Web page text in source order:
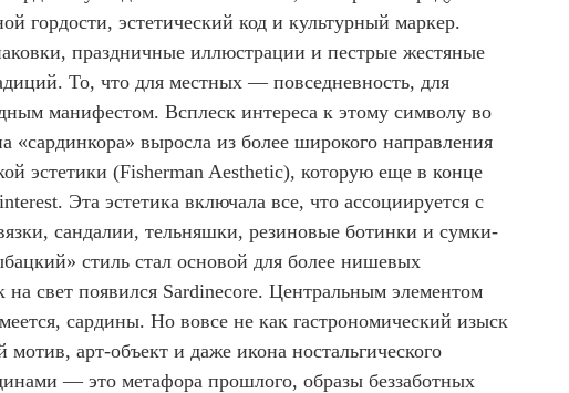
гордости, эстетический код и культурный маркер.
праздничные иллюстрации и пестрые жестяные
То, что для местных — повседневность, для
манифестом. Всплеск интереса к этому символу во
«сардинкора» выросла из более широкого направления
эстетики (Fisherman Aesthetic), которую еще в конце
Эта эстетика включала все, что ассоциируется с
сандалии, тельняшки, резиновые ботинки и сумки-
стиль стал основой для более нишевых
свет появился Sardinecore. Центральным элементом
сардины. Но вовсе не как гастрономический изыск
арт-объект и даже икона ностальгического
— это метафора прошлого, образы беззаботных